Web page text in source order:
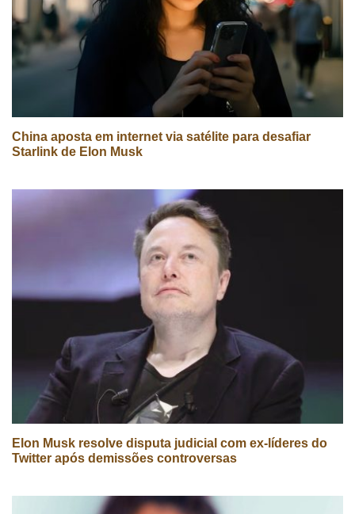
China aposta em internet via satélite para desafiar
Starlink de Elon Musk
Elon Musk resolve disputa judicial com ex-líderes do
Twitter após demissões controversas